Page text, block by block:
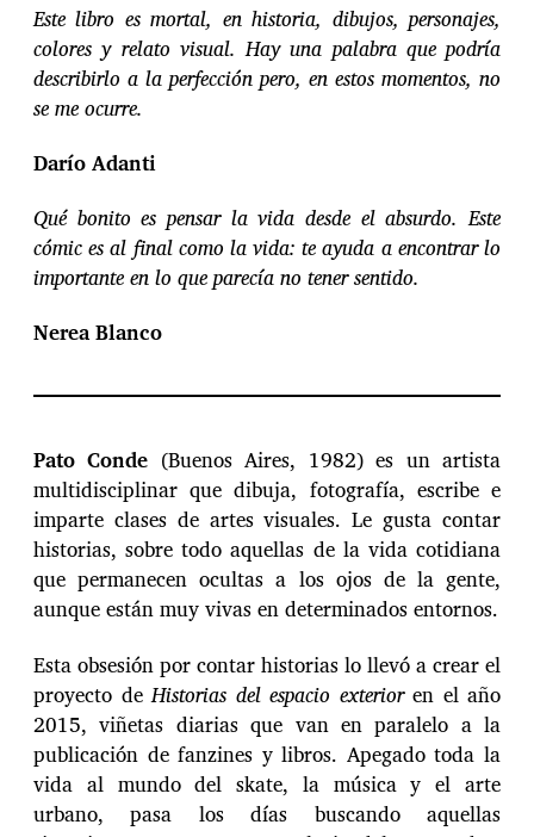
Este libro es mortal, en historia, dibujos, personajes,
colores y relato visual. Hay una palabra que podría
describirlo a la perfección pero, en estos momentos, no
se me ocurre.
Darío Adanti
Qué bonito es pensar la vida desde el absurdo. Este
cómic es al final como la vida: te ayuda a encontrar lo
importante en lo que parecía no tener sentido.
Nerea Blanco
Pato Conde (Buenos Aires, 1982) es un artista
multidisciplinar que dibuja, fotografía, escribe e
imparte clases de artes visuales. Le gusta contar
historias, sobre todo aquellas de la vida cotidiana
que permanecen ocultas a los ojos de la gente,
aunque están muy vivas en determinados entornos.
Esta obsesión por contar historias lo llevó a crear el
proyecto deHistorias del espacio exterioren el año
2015, viñetas diarias que van en paralelo a la
publicación de fanzines y libros. Apegado toda la
vida al mundo del skate, la música y el arte
urbano, pasa los días buscando aquellas